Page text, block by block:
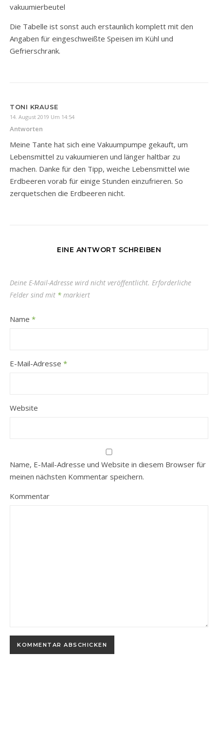
vakuumierbeutel
Die Tabelle ist sonst auch erstaunlich komplett mit den
Angaben für eingeschweißte Speisen im Kühl und
Gefrierschrank.
TONI KRAUSE
14. August 2019 Um 14:54
Antworten
Meine Tante hat sich eine Vakuumpumpe gekauft, um
Lebensmittel zu vakuumieren und länger haltbar zu
machen. Danke für den Tipp, weiche Lebensmittel wie
Erdbeeren vorab für einige Stunden einzufrieren. So
zerquetschen die Erdbeeren nicht.
EINE ANTWORT SCHREIBEN
Deine E-Mail-Adresse wird nicht veröffentlicht. Erforderliche
Felder sind mit * markiert
Name *
E-Mail-Adresse *
Website
Name, E-Mail-Adresse und Website in diesem Browser für
meinen nächsten Kommentar speichern.
Kommentar